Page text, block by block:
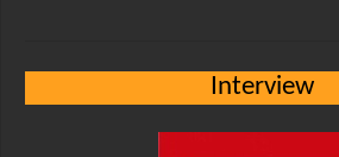
Interview